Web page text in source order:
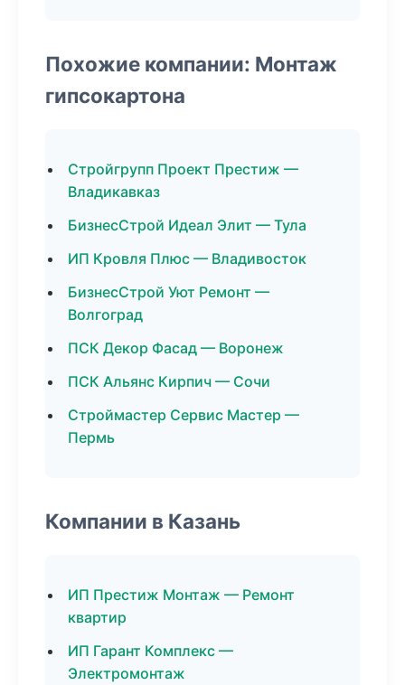
Похожие компании: Монтаж
гипсокартона
Стройгрупп Проект Престиж —
Владикавказ
БизнесСтрой Идеал Элит — Тула
ИП Кровля Плюс — Владивосток
БизнесСтрой Уют Ремонт —
Волгоград
ПСК Декор Фасад — Воронеж
ПСК Альянс Кирпич — Сочи
Строймастер Сервис Мастер —
Пермь
Компании в Казань
ИП Престиж Монтаж — Ремонт
квартир
ИП Гарант Комплекс —
Электромонтаж